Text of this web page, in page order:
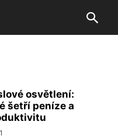
osvětlení:
šetří peníze a